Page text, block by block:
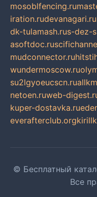
mosoblfencing.ru
iration.rudevanagari.ru
dk-tulamash.rus-dez-
asoftdoc.ru
mudconnector.ru
wundermoscow.ru
su2lgyoeucscn.ru
netoen.ruweb-
kuper-dostavka.ru
everafterclub.org
© Бесплатный
Все